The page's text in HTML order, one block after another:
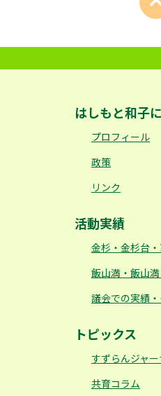
はしもと和子
プロフィール
政策
リンク
活動実績
金杉・金杉台
飯山満・飯山
議会での実績
トピックス
すずらんジャ
共育コラム